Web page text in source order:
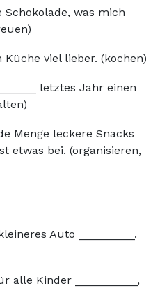
Schokolade, was mich
Küche viel lieber. (kochen)
letztes Jahr einen
Menge leckere Snacks
etwas bei. (organisieren,
Auto _________.
alle Kinder __________,